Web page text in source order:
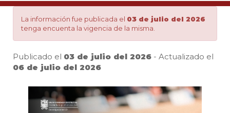
Darwin
Initiative
La información fue publicada el 03 de julio del 2026
tenga encuenta la vigencia de la misma.
Publicado el 03 de julio del 2026 - Actualizado el
06 de julio del 2026